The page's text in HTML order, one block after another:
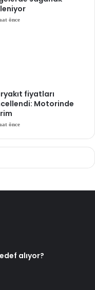
önce
fiyatları
Motorinde
önce
alıyor?